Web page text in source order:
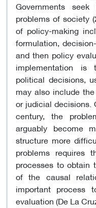
Governments
problems of society
of policy-making
formulation,
and then policy
implementation is
political decisions,
may also include
or judicial decisions.
century, the
arguably become
structure more
problems requires
processes to obtain
of the causal
important
evaluation (De La